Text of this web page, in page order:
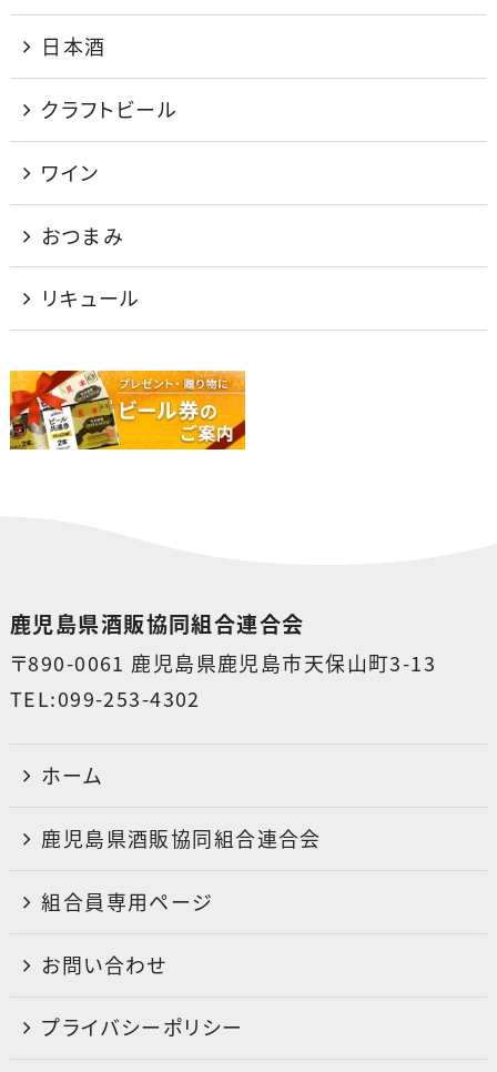
日本酒
クラフトビール
ワイン
おつまみ
リキュール
鹿児島県酒販協同組合連合会
〒890-0061 鹿児島県鹿児島市天保山町3-13
TEL:099-253-4302
ホーム
鹿児島県酒販協同組合連合会
組合員専用ページ
お問い合わせ
プライバシーポリシー